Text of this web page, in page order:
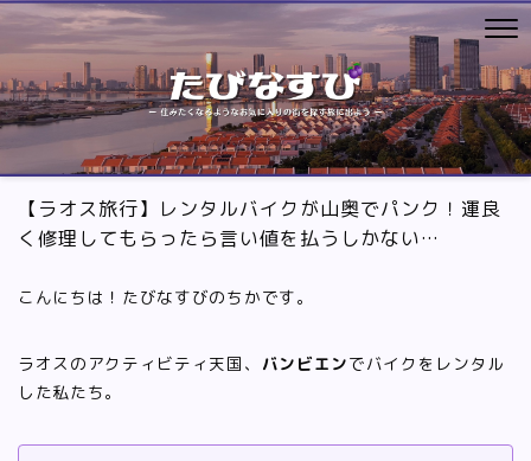
【ラオス旅行】レンタルバイクが山奥でパンク！運良
く修理してもらったら言い値を払うしかない…
こんにちは！たびなすびのちかです。
ラオスのアクティビティ天国、 バンビエンでバイクをレンタル
した私たち。